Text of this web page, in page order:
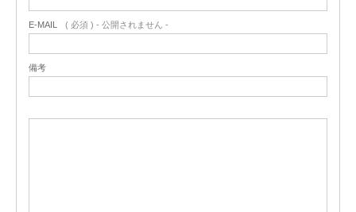
E-MAIL ( 必須 ) - 公開されません -
備考